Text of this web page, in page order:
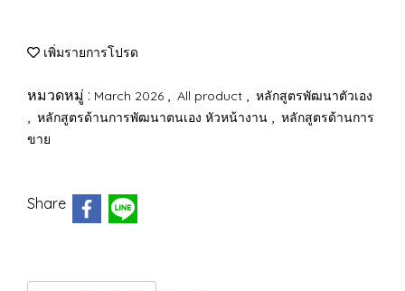
เพิ่มรายการโปรด
หมวดหมู่ : March 2026 , All product , หลักสูตรพัฒนาตัวเอง
, หลักสูตรด้านการพัฒนาตนเอง หัวหน้างาน , หลักสูตรด้านการ
ขาย
Share